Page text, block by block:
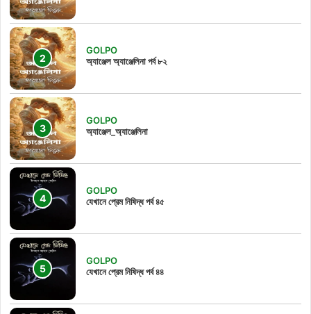
GOLPO
অ্যাঞ্জেল অ্যাঞ্জেলিনা পর্ব ৮২
GOLPO
অ্যাঞ্জেল_অ্যাঞ্জেলিনা
GOLPO
যেখানে প্রেম নিষিদ্ধ পর্ব ৪৫
GOLPO
যেখানে প্রেম নিষিদ্ধ পর্ব ৪৪